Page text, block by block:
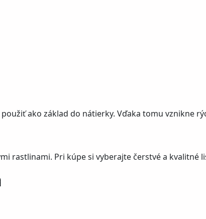
ako základ do nátierky. Vďaka tomu vznikne
rastlinami. Pri kúpe si vyberajte čerstvé a kvalitné